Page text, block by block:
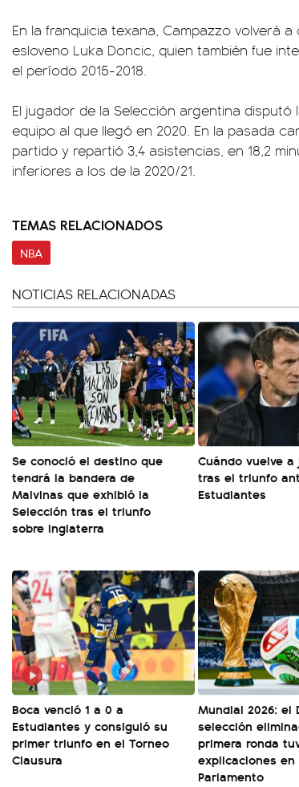
En la franquicia texana, Campazzo volverá
esloveno Luka Doncic, quien también fue
el período 2015-2018.
El jugador de la Selección argentina
equipo al que llegó en 2020. En la pasada
partido y repartió 3,4 asistencias, en 18,2
inferiores a los de la 2020/21.
TEMAS RELACIONADOS
NBA
NOTICIAS RELACIONADAS
Se conoció el destino que
tendrá la bandera de
Malvinas que exhibió la
Selección tras el triunfo
sobre Inglaterra
Cuándo vuelve a
tras el triunfo
Estudiantes
Boca venció 1 a 0 a
Estudiantes y consiguió su
primer triunfo en el Torneo
Clausura
Mundial 2026: el
selección
primera ronda
explicaciones en
Parlamento